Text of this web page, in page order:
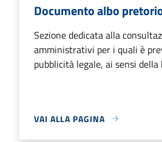
Documento albo
Sezione dedicata alla
amministrativi per i quali è
pubblicità legale, ai sensi
VAI ALLA PAGINA